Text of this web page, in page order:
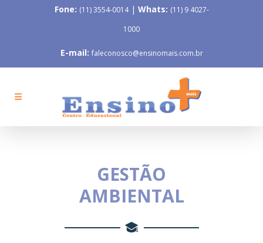
Fone: (11) 3554-0014| Whats: (11) 9 4027-
1000
E-mail: faleconosco@ensinomais.com.br
GESTÃO
AMBIENTAL